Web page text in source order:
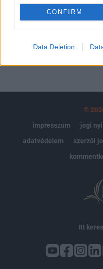
CONFIRM
Data Deletion
©
impresszum
jogi
adatvédelem
szerzői
Itt